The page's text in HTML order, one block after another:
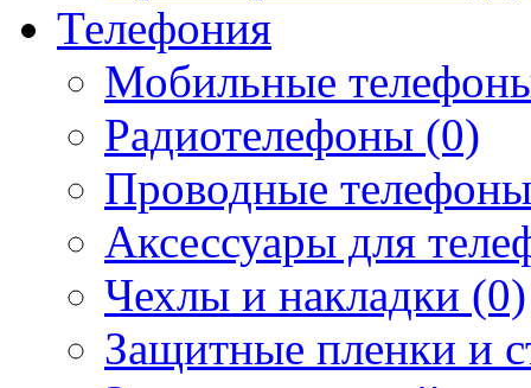
Телефония
Мобильные
Радиотелефоны (0)
Проводные
Аксессуары для
Чехлы и накладки (0)
Защитные пленки и